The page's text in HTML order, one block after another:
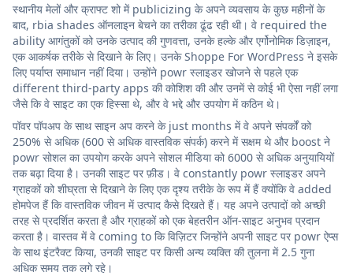
स्थानीय मेलों और क्राफ्ट शो में publicizing के अपने व्यवसाय के कुछ महीनों के
बाद, rbia shades ऑनलाइन बेचने का तरीका ढूंढ रही थी। वे required the
ability आगंतुकों को उनके उत्पाद की गुणवत्ता, उनके हल्के और एर्गोनोमिक डिज़ाइन,
एक आकर्षक तरीके से दिखाने के लिए। उनके Shoppe For WordPress ने इसके
लिए पर्याप्त समाधान नहीं दिया। उन्होंने powr स्लाइडर खोजने से पहले एक
different third-party apps की कोशिश की और उनमें से कोई भी ऐसा नहीं लगा
जैसे कि वे साइट का एक हिस्सा थे, और वे भद्दे और उपयोग में कठिन थे।
पॉवर पॉपअप के साथ साइन अप करने के just months में वे अपने संपर्कों को
250% से अधिक (600 से अधिक वास्तविक संपर्क) करने में सक्षम थे और boost ने
powr सोशल का उपयोग करके अपने सोशल मीडिया को 6000 से अधिक अनुयायियों
तक बढ़ा दिया है। उनकी साइट पर फ़ीड। वे constantly powr स्लाइडर अपने
ग्राहकों को शीघ्रता से दिखाने के लिए एक दृश्य तरीके के रूप में हैं क्योंकि वे added
होमपेज हैं कि वास्तविक जीवन में उत्पाद कैसे दिखते हैं। यह अपने उत्पादों को अच्छी
तरह से प्रदर्शित करता है और ग्राहकों को एक बेहतरीन ऑन-साइट अनुभव प्रदान
करता है। वास्तव में वे coming to कि विज़िटर जिन्होंने अपनी साइट पर powr ऐप्स
के साथ इंटरैक्ट किया, उनकी साइट पर किसी अन्य व्यक्ति की तुलना में 2.5 गुना
अधिक समय तक लगे रहे।